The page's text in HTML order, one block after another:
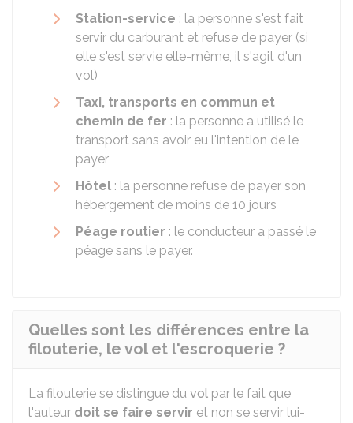
Station-service : la personne s'est fait
servir du carburant et refuse de payer (si
elle s'est servie elle-même, il s'agit d'un
vol)
Taxi, transports en commun et
chemin de fer : la personne a utilisé le
transport sans avoir eu l'intention de le
payer
Hôtel : la personne refuse de payer son
hébergement de moins de 10 jours
Péage routier : le conducteur a passé le
péage sans le payer.
Quelles sont les différences entre la
filouterie, le vol et l'escroquerie ?
La filouterie se distingue du vol par le fait que
l'auteur doit se faire servir et non se servir lui-